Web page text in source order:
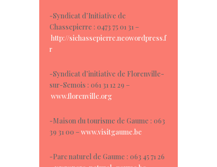
-Syndicat d’Initiative de
Chassepierre : 0473 75 01 31 –
http://sichassepierre.neowordpress.f
r
-Syndicat d’initiative de Florenville-
sur-Semois : 061 31 12 29 –
www.florenville.org
-Maison du tourisme de Gaume : 063
39 31 00 –www.visitgaume.be
-Parc naturel de Gaume : 063 45 71 26